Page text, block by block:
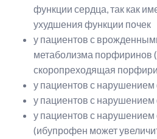
функции сердца, так как
ухудшения функции почек
у пациентов с
метаболизма порфиринов
скоропреходящая
у пациентов с нарушением
у пациентов с
у пациентов с
(ибупрофен может